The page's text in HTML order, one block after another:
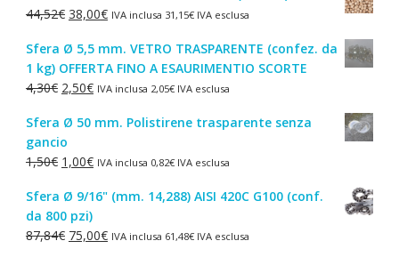
44,52€ Il
originale
era:
44,52€.
38,00€Il
attuale
è:
38,00€.
IVA inclusa 31,15€IVA esclusa
Sfera Ø 5,5 mm. VETRO TRASPARENTE (confez. da
1 kg) OFFERTA FINO A ESAURIMENTIO SCORTE
4,30€ Il
originale
era:
4,30€.
2,50€Il
attuale
2,50€.
IVA inclusa 2,05€IVA esclusa
Sfera Ø 50 mm. Polistirene trasparente senza
gancio
1,50€ Il
originale
era:
1,50€.
1,00€Il
attuale
è:
1,00€.
IVA inclusa 0,82€IVA esclusa
Sfera Ø 9/16" (mm. 14,288) AISI 420C G100 (conf.
da 800 pzi)
87,84€ Il
75,00€IlIVA inclusa 61,48€IVA esclusa